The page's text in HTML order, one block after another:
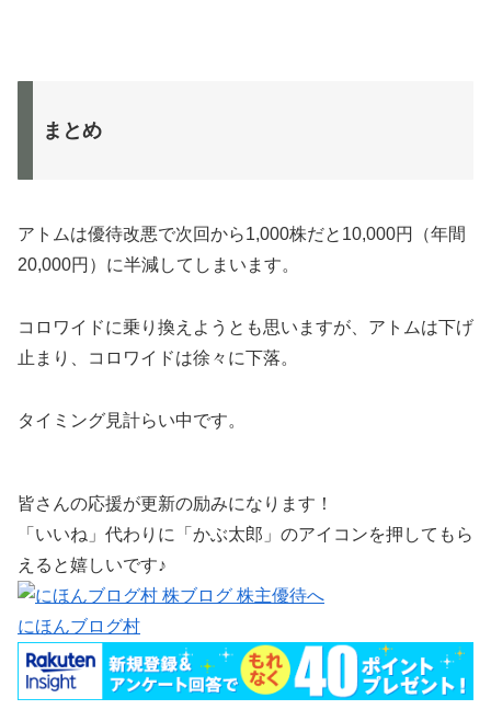
まとめ
アトムは優待改悪で次回から1,000株だと10,000円（年間
20,000円）に半減してしまいます。
コロワイドに乗り換えようとも思いますが、アトムは下げ
止まり、コロワイドは徐々に下落。
タイミング見計らい中です。
皆さんの応援が更新の励みになります！
「いいね」代わりに「かぶ太郎」のアイコンを押してもら
えると嬉しいです♪
にほんブログ村